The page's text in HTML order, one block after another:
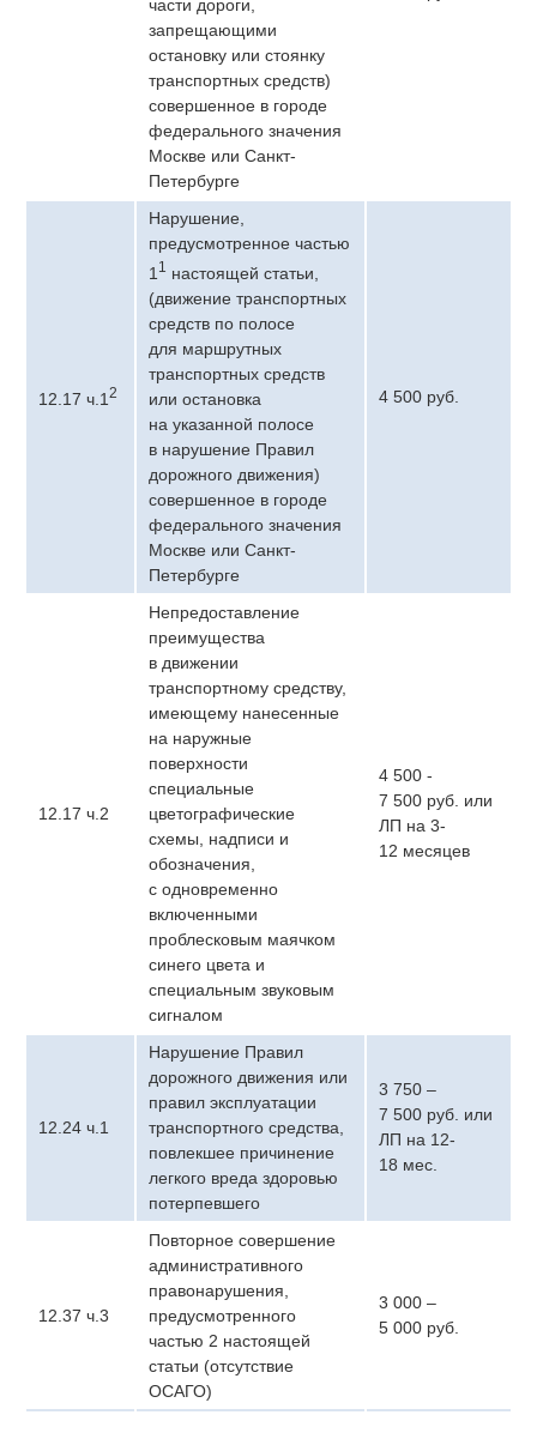
части дороги,
запрещающими
остановку или стоянку
транспортных средств)
совершенное в городе
федерального значения
Москве или Санкт-
Петербурге
12.17 ч.1 2
Нарушение,
предусмотренное частью
1 1
настоящей статьи,
(движение транспортных
средств по полосе
для маршрутных
транспортных средств
или остановка
на указанной полосе
в нарушение Правил
дорожного движения)
совершенное в городе
федерального значения
Москве или Санкт-
Петербурге
4 500 руб.
12.17 ч.2
Непредоставление
преимущества
в движении
транспортному средству,
имеющему нанесенные
на наружные
поверхности
специальные
цветографические
схемы, надписи и
обозначения,
с одновременно
включенными
проблесковым маячком
синего цвета и
специальным звуковым
сигналом
4 500 -
7 500 руб. или
ЛП на 3-
12 месяцев
12.24 ч.1
Нарушение Правил
дорожного движения или
правил эксплуатации
транспортного средства,
повлекшее причинение
легкого вреда здоровью
потерпевшего
3 750 –
7 500 руб. или
ЛП на 12-
18 мес.
12.37 ч.3
Повторное совершение
административного
правонарушения,
предусмотренного
частью 2 настоящей
статьи (отсутствие
ОСАГО)
3 000 –
5 000 руб.